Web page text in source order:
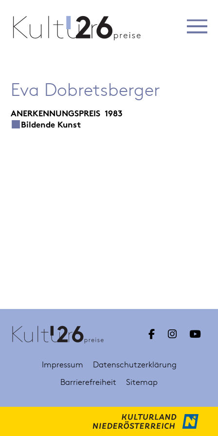
Eva Dobretsberger
ANERKENNUNGSPREIS 1983
Bildende Kunst
Impressum
Datenschutzerklärung
Barrierefreiheit
Sitemap